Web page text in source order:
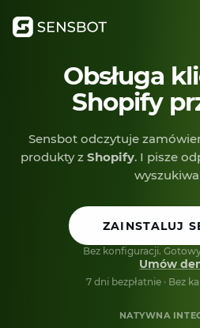
Obsługa
Shopify
Sensbot odczytuje
produkty z Shopify. I pisze
ZAINSTALUJ
Bez konfiguracji.
Umów
7 dni bezpłatnie · Bez
NATYWNA